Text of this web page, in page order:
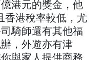
港元的獎金，他
香港稅率較低，尤
騎師還有其他福
，外遊亦有津